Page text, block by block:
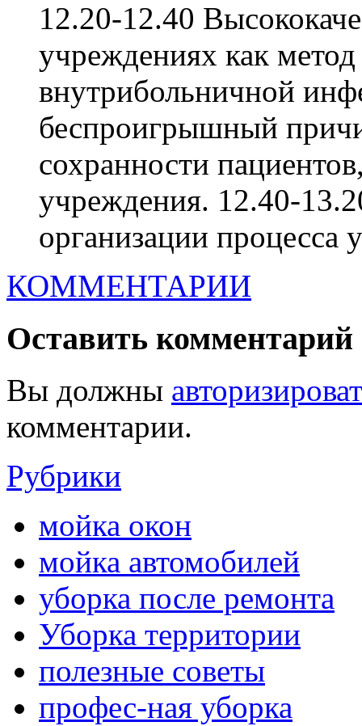
12.20-12.40
учреждениях как
внутрибольничной
беспроигрышный
сохранности
учреждения. 12.40-
организации процесса
КОММЕНТАРИИ
Оставить комментарий
Вы должны
комментарии.
Рубрики
мойка окон
мойка автомобилей
уборка после ремонта
Уборка территории
полезные советы
профес-ная уборка